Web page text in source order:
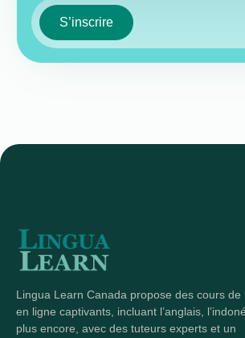
S’inscrire
Lingua Learn Canada propose des cours de
en ligne captivants, incluant l’anglais,
plus encore, avec des tuteurs experts et un